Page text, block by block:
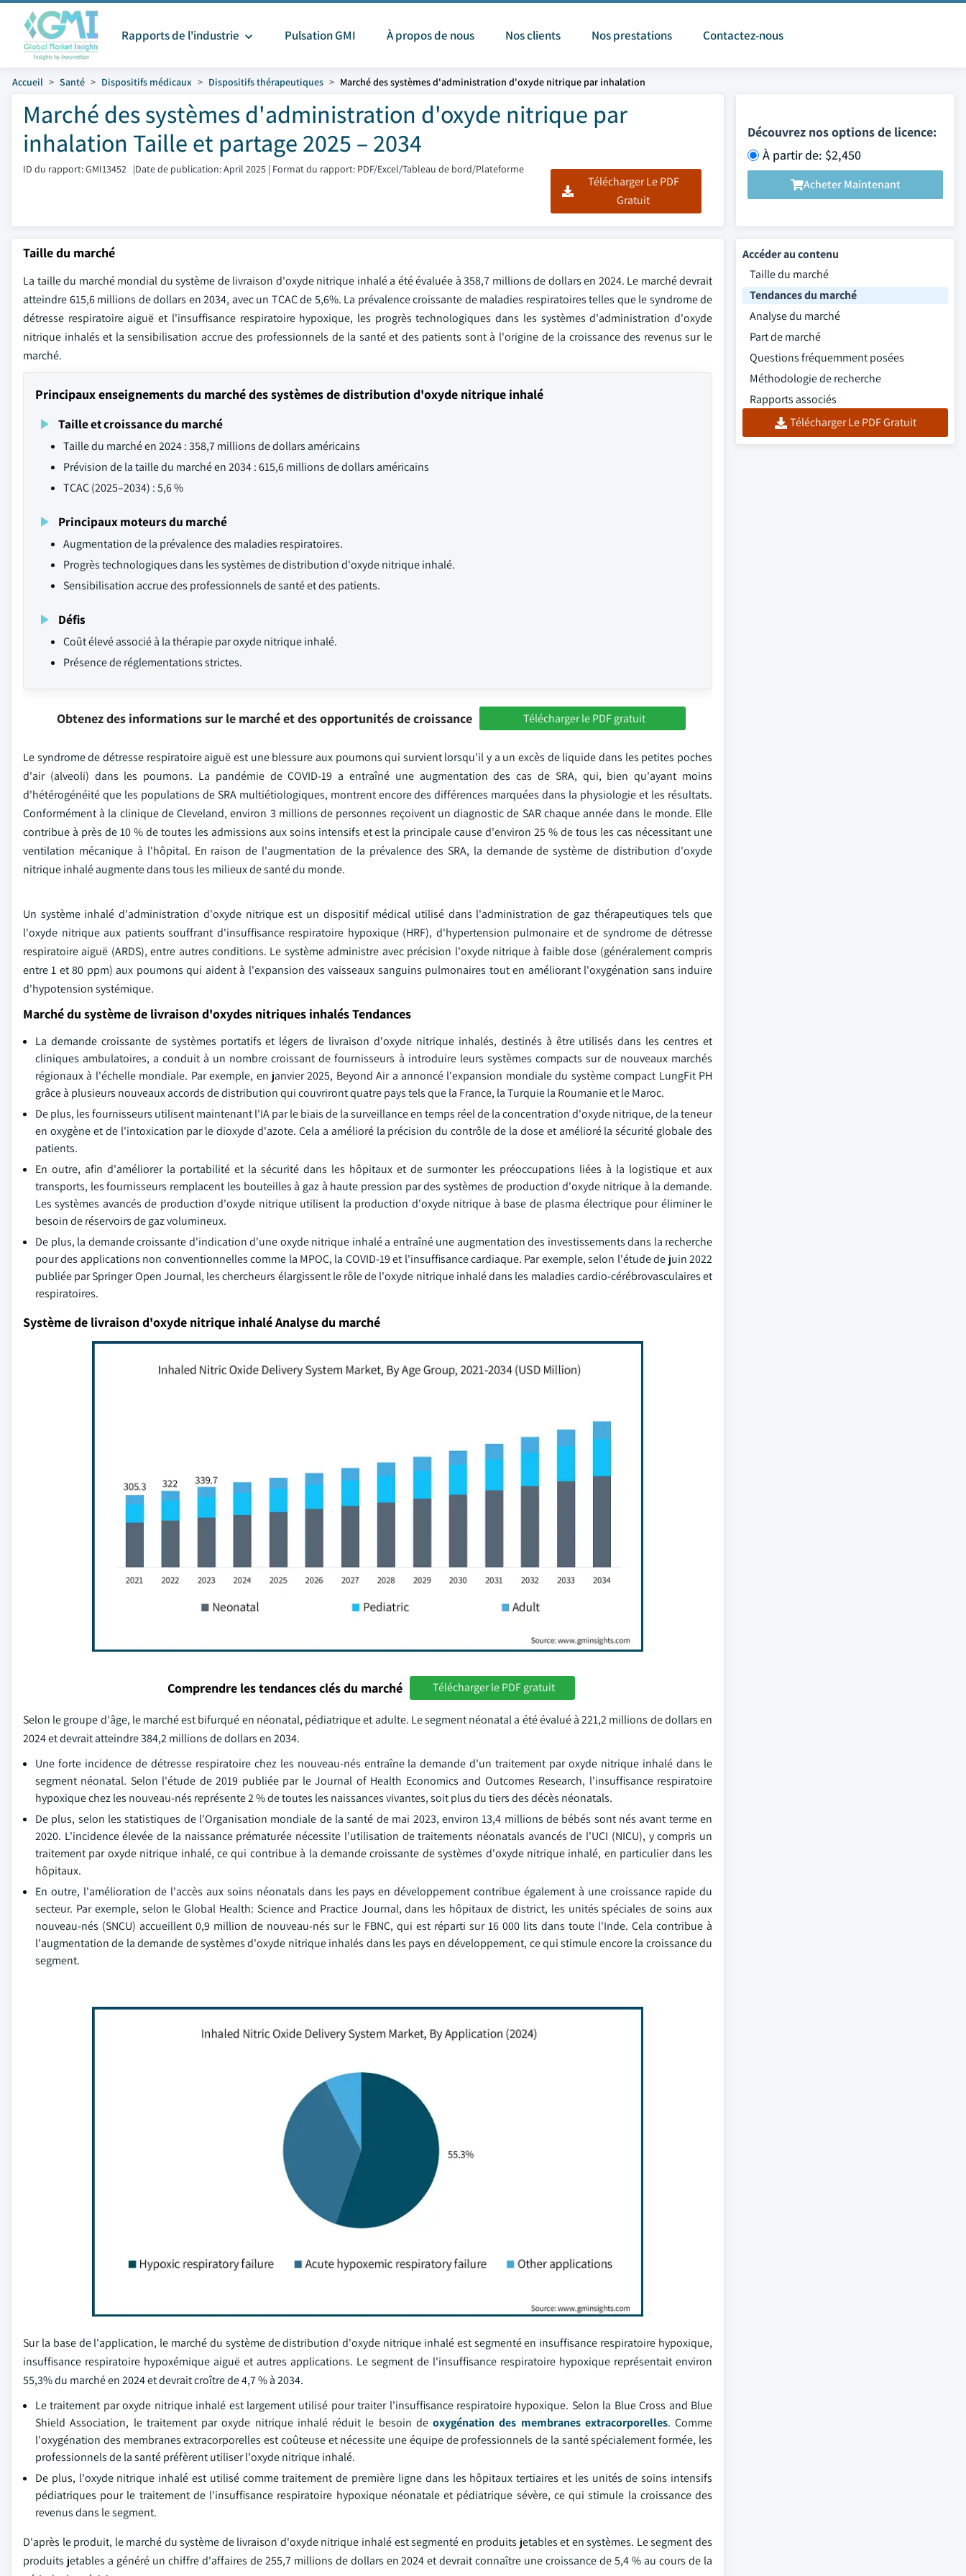
Rapports de l'industrie Pulsation GMI À propos de nous Nos clients Nos prestations Contactez-nous
Accueil Santé Dispositifs médicaux Dispositifs thérapeutiques Marché des systèmes d'administration d'oxyde nitrique par inhalation
Marché des systèmes d'administration d'oxyde nitrique par
inhalation Taille et partage 2025 – 2034
ID du rapport: GMI13452 |Date de publication: April 2025 | Format du rapport: PDF/Excel/Tableau de bord/Plateforme
Télécharger Le PDF
Gratuit
Découvrez nos options de licence:
À partir de: $2,450
Acheter Maintenant
Taille du marché
La taille du marché mondial du système de livraison d'oxyde nitrique inhalé a été évaluée à 358,7 millions de dollars en 2024. Le marché devrait
atteindre 615,6 millions de dollars en 2034, avec un TCAC de 5,6%. La prévalence croissante de maladies respiratoires telles que le syndrome de
détresse respiratoire aiguë et l'insuffisance respiratoire hypoxique, les progrès technologiques dans les systèmes d'administration d'oxyde
nitrique inhalés et la sensibilisation accrue des professionnels de la santé et des patients sont à l'origine de la croissance des revenus sur le
marché.
Principaux enseignements du marché des systèmes de distribution d'oxyde nitrique inhalé
Taille et croissance du marché
Taille du marché en 2024 : 358,7 millions de dollars américains
Prévision de la taille du marché en 2034 : 615,6 millions de dollars américains
TCAC (2025–2034) : 5,6 %
Principaux moteurs du marché
Augmentation de la prévalence des maladies respiratoires.
Progrès technologiques dans les systèmes de distribution d'oxyde nitrique inhalé.
Sensibilisation accrue des professionnels de santé et des patients.
Défis
Coût élevé associé à la thérapie par oxyde nitrique inhalé.
Présence de réglementations strictes.
Obtenez des informations sur le marché et des opportunités de croissance Télécharger le PDF gratuit
Le syndrome de détresse respiratoire aiguë est une blessure aux poumons qui survient lorsqu'il y a un excès de liquide dans les petites poches
d'air (alveoli) dans les poumons. La pandémie de COVID-19 a entraîné une augmentation des cas de SRA, qui, bien qu'ayant moins
d'hétérogénéité que les populations de SRA multiétiologiques, montrent encore des différences marquées dans la physiologie et les résultats.
Conformément à la clinique de Cleveland, environ 3 millions de personnes reçoivent un diagnostic de SAR chaque année dans le monde. Elle
contribue à près de 10 % de toutes les admissions aux soins intensifs et est la principale cause d'environ 25 % de tous les cas nécessitant une
ventilation mécanique à l'hôpital. En raison de l'augmentation de la prévalence des SRA, la demande de système de distribution d'oxyde
nitrique inhalé augmente dans tous les milieux de santé du monde.
Un système inhalé d'administration d'oxyde nitrique est un dispositif médical utilisé dans l'administration de gaz thérapeutiques tels que
l'oxyde nitrique aux patients souffrant d'insuffisance respiratoire hypoxique (HRF), d'hypertension pulmonaire et de syndrome de détresse
respiratoire aiguë (ARDS), entre autres conditions. Le système administre avec précision l'oxyde nitrique à faible dose (généralement compris
entre 1 et 80 ppm) aux poumons qui aident à l'expansion des vaisseaux sanguins pulmonaires tout en améliorant l'oxygénation sans induire
d'hypotension systémique.
Marché du système de livraison d'oxydes nitriques inhalés Tendances
La demande croissante de systèmes portatifs et légers de livraison d'oxyde nitrique inhalés, destinés à être utilisés dans les centres et
cliniques ambulatoires, a conduit à un nombre croissant de fournisseurs à introduire leurs systèmes compacts sur de nouveaux marchés
régionaux à l'échelle mondiale. Par exemple, en janvier 2025, Beyond Air a annoncé l'expansion mondiale du système compact LungFit PH
grâce à plusieurs nouveaux accords de distribution qui couvriront quatre pays tels que la France, la Turquie la Roumanie et le Maroc.
De plus, les fournisseurs utilisent maintenant l'IA par le biais de la surveillance en temps réel de la concentration d'oxyde nitrique, de la teneur
en oxygène et de l'intoxication par le dioxyde d'azote. Cela a amélioré la précision du contrôle de la dose et amélioré la sécurité globale des
patients.
En outre, afin d'améliorer la portabilité et la sécurité dans les hôpitaux et de surmonter les préoccupations liées à la logistique et aux
transports, les fournisseurs remplacent les bouteilles à gaz à haute pression par des systèmes de production d'oxyde nitrique à la demande.
Les systèmes avancés de production d'oxyde nitrique utilisent la production d'oxyde nitrique à base de plasma électrique pour éliminer le
besoin de réservoirs de gaz volumineux.
De plus, la demande croissante d'indication d'une oxyde nitrique inhalé a entraîné une augmentation des investissements dans la recherche
pour des applications non conventionnelles comme la MPOC, la COVID-19 et l'insuffisance cardiaque. Par exemple, selon l'étude de juin 2022
publiée par Springer Open Journal, les chercheurs élargissent le rôle de l'oxyde nitrique inhalé dans les maladies cardio-cérébrovasculaires et
respiratoires.
Système de livraison d'oxyde nitrique inhalé Analyse du marché
Comprendre les tendances clés du marché Télécharger le PDF gratuit
Selon le groupe d'âge, le marché est bifurqué en néonatal, pédiatrique et adulte. Le segment néonatal a été évalué à 221,2 millions de dollars en
2024 et devrait atteindre 384,2 millions de dollars en 2034.
Une forte incidence de détresse respiratoire chez les nouveau-nés entraîne la demande d'un traitement par oxyde nitrique inhalé dans le
segment néonatal. Selon l'étude de 2019 publiée par le Journal of Health Economics and Outcomes Research, l'insuffisance respiratoire
hypoxique chez les nouveau-nés représente 2 % de toutes les naissances vivantes, soit plus du tiers des décès néonatals.
De plus, selon les statistiques de l'Organisation mondiale de la santé de mai 2023, environ 13,4 millions de bébés sont nés avant terme en
2020. L'incidence élevée de la naissance prématurée nécessite l'utilisation de traitements néonatals avancés de l'UCI (NICU), y compris un
traitement par oxyde nitrique inhalé, ce qui contribue à la demande croissante de systèmes d'oxyde nitrique inhalé, en particulier dans les
hôpitaux.
En outre, l'amélioration de l'accès aux soins néonatals dans les pays en développement contribue également à une croissance rapide du
secteur. Par exemple, selon le Global Health: Science and Practice Journal, dans les hôpitaux de district, les unités spéciales de soins aux
nouveau-nés (SNCU) accueillent 0,9 million de nouveau-nés sur le FBNC, qui est réparti sur 16 000 lits dans toute l'Inde. Cela contribue à
l'augmentation de la demande de systèmes d'oxyde nitrique inhalés dans les pays en développement, ce qui stimule encore la croissance du
segment.
Sur la base de l'application, le marché du système de distribution d'oxyde nitrique inhalé est segmenté en insuffisance respiratoire hypoxique,
insuffisance respiratoire hypoxémique aiguë et autres applications. Le segment de l'insuffisance respiratoire hypoxique représentait environ
55,3% du marché en 2024 et devrait croître de 4,7 % à 2034.
Le traitement par oxyde nitrique inhalé est largement utilisé pour traiter l'insuffisance respiratoire hypoxique. Selon la Blue Cross and Blue
Shield Association, le traitement par oxyde nitrique inhalé réduit le besoin de oxygénation des membranes extracorporelles. Comme
l'oxygénation des membranes extracorporelles est coûteuse et nécessite une équipe de professionnels de la santé spécialement formée, les
professionnels de la santé préfèrent utiliser l'oxyde nitrique inhalé.
De plus, l'oxyde nitrique inhalé est utilisé comme traitement de première ligne dans les hôpitaux tertiaires et les unités de soins intensifs
pédiatriques pour le traitement de l'insuffisance respiratoire hypoxique néonatale et pédiatrique sévère, ce qui stimule la croissance des
revenus dans le segment.
D'après le produit, le marché du système de livraison d'oxyde nitrique inhalé est segmenté en produits jetables et en systèmes. Le segment des
produits jetables a généré un chiffre d'affaires de 255,7 millions de dollars en 2024 et devrait connaître une croissance de 5,4 % au cours de la
Accéder au contenu
Taille du marché
Tendances du marché
Analyse du marché
Part de marché
Questions fréquemment posées
Méthodologie de recherche
Rapports associés
Télécharger Le PDF Gratuit